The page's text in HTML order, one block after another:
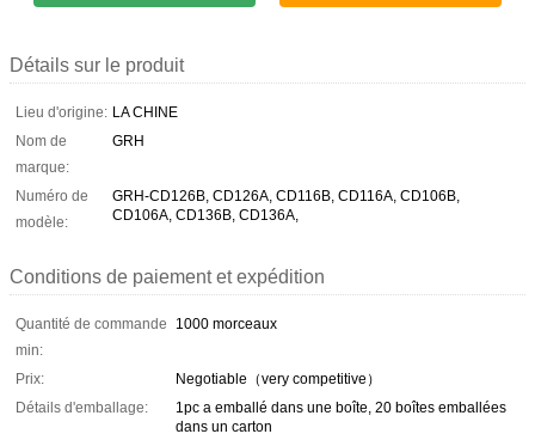
Détails sur le produit
Lieu d'origine: LA CHINE
Nom de
marque:
GRH
Numéro de
modèle:
GRH-CD126B, CD126A, CD116B, CD116A, CD106B,
CD106A, CD136B, CD136A,
Conditions de paiement et expédition
Quantité de commande
min:
1000 morceaux
Prix:
Negotiable（very competitive）
Détails d'emballage:
1pc a emballé dans une boîte, 20 boîtes emballées
dans un carton